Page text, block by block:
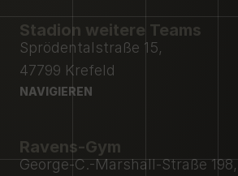
Stadion weitere Teams
Sprödentalstraße 15,
47799 Krefeld
NAVIGIEREN
Ravens-Gym
George-C.-Marshall-Straße 198,